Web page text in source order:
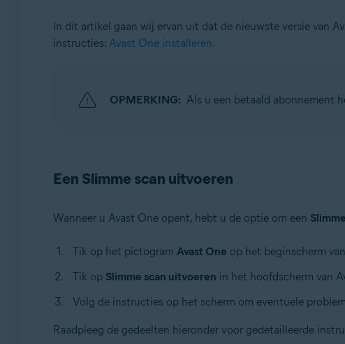
In dit artikel gaan wij ervan uit dat de nieuwste versie van
instructies: Avast One installeren.
OPMERKING: Als u een betaald abonnement
Een Slimme scan uitvoeren
Wanneer u Avast One opent, hebt u de optie om een
Tik op het pictogram Avast One op het beginscherm
Tik op Slimme scan uitvoeren in het hoofdscherm van
Volg de instructies op het scherm om eventuele
Raadpleeg de gedeelten hieronder voor gedetailleerde